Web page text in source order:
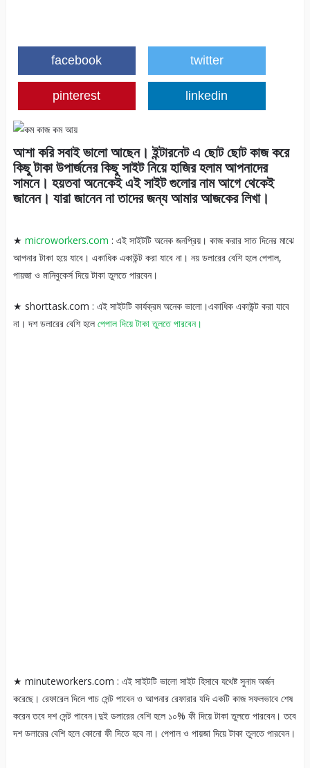
facebook twitter
pinterest linkedin
আশা করি সবাই ভালো আছেন। ইন্টারনেট এ ছোট ছোট কাজ করে
কিছু টাকা উপার্জনের কিছু সাইট নিয়ে হাজির হলাম আপনাদের
সামনে। হয়তবা অনেকেই এই সাইট গুলোর নামআগে থেকেই
জানেন। যারা জানেন না তাদের জন্য আমার আজকের লিখা।
★ microworkers.com : এই সাইটটি অনেক জনপ্রিয়। কাজ করার সাত দিনের মাঝে
আপনার টাকা হয়ে যাবে। একাধিক একাউন্ট করা যাবে না। নয় ডলারের বেশি হলে পেপাল,
পায়জা ও মানিবুকের্স দিয়ে টাকা তুলতে পারবেন।
★ shorttask.com : এই সাইটটি কার্যক্রম অনেক ভালো।একাধিক একাউন্ট করা যাবে
না। দশ ডলারের বেশি হলে পেপাল দিয়ে টাকা তুলতে পারবেন।
★ minuteworkers.com : এই সাইটটি ভালো সাইট হিসাবে যথেষ্ট সুনাম অর্জন
করেছে। রেফারেল দিলে পাচ সেন্ট পাবেন ও আপনার রেফারার যদি একটি কাজ সফলভাবে শেষ
করেন তবে দশ সেন্ট পাবেন।দুই ডলারের বেশি হলে ১০% ফী দিয়ে টাকা তুলতে পারবেন। তবে
দশ ডলারের বেশি হলে কোনো ফী দিতে হবে না। পেপাল ও পায়জা দিয়ে টাকা তুলতে পারবেন।